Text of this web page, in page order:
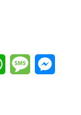
WhatsApp